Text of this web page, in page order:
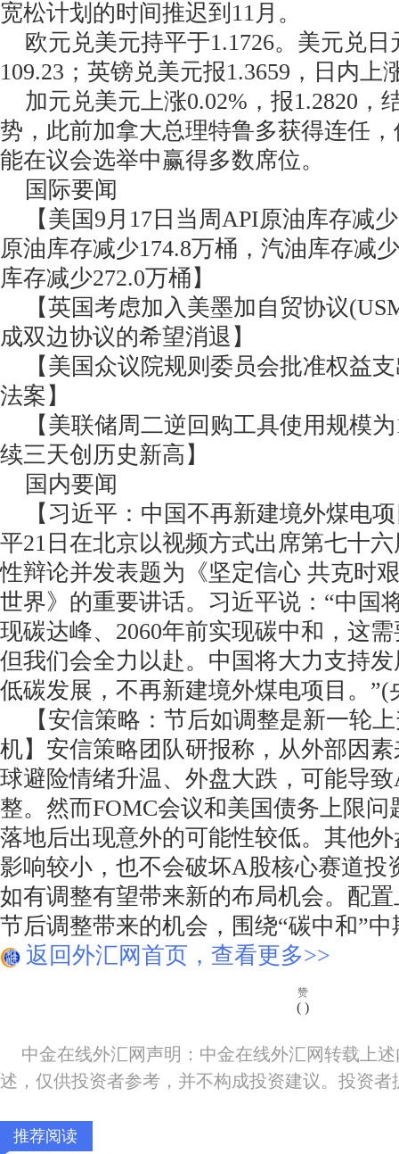
宽松计划的时间推迟到11月。
欧元兑美元持平于1.1726。美元兑日
109.23；英镑兑美元报1.3659，日内上
加元兑美元上涨0.02%，报1.2820，
势，此前加拿大总理特鲁多获得连任
能在议会选举中赢得多数席位。
国际要闻
【美国9月17日当周API原油库存减
原油库存减少174.8万桶，汽油库存减
库存减少272.0万桶】
【英国考虑加入美墨加自贸协议
成双边协议的希望消退】
【美国众议院规则委员会批准权益
法案】
【美联储周二逆回购工具使用规模为
续三天创历史新高】
国内要闻
【习近平：中国不再新建境外煤电
平21日在北京以视频方式出席第七十
性辩论并发表题为《坚定信心 共克时
世界》的重要讲话。习近平说：“中国
现碳达峰、2060年前实现碳中和，这
但我们会全力以赴。中国将大力支持
低碳发展，不再新建境外煤电项目。
【安信策略：节后如调整是新一轮
机】安信策略团队研报称，从外部因
球避险情绪升温、外盘大跌，可能导
整。然而FOMC会议和美国债务上限
落地后出现意外的可能性较低。其他
影响较小，也不会破坏A股核心赛道投
如有调整有望带来新的布局机会。配
节后调整带来的机会，围绕“碳中和”
返回外汇网首页，查看更多>>
赞
( )
中金在线外汇网声明：中金在线外汇网转载上
述，仅供投资者参考，并不构成投资建议。投资
推荐阅读